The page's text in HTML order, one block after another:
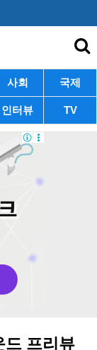
사회 국제
인터뷰 TV
드 프리뷰